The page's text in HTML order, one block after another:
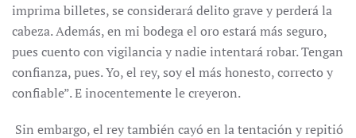
imprima billetes, se considerará delito grave y perderá la
cabeza. Además, en mi bodega el oro estará más seguro,
pues cuento con vigilancia y nadie intentará robar. Tengan
confianza, pues. Yo, el rey, soy el más honesto, correcto y
confiable”. E inocentemente le creyeron.
Sin embargo, el rey también cayó en la tentación y repitió